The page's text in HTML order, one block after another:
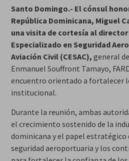
Santo Domingo.- El cónsul
República Dominicana, Miguel
una visita de cortesía al
Especializado en Seguridad
Aviación Civil (CESAC), general
Enmanuel Souffront Tamayo,
encuentro orientado a fortalecer
institucional.
Durante la reunión, ambas
el crecimiento sostenido de la
dominicana y el papel estratégico
seguridad aeroportuaria y los